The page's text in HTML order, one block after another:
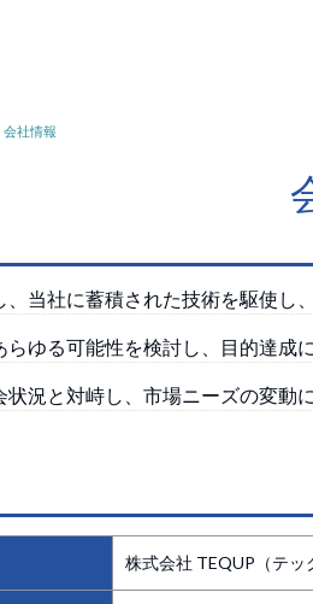
会社情報
当社に蓄積された技術を駆使し
ゆる可能性を検討し、目的達
況と対峙し、市場ニーズの変
株式会社 TEQUP（テッ